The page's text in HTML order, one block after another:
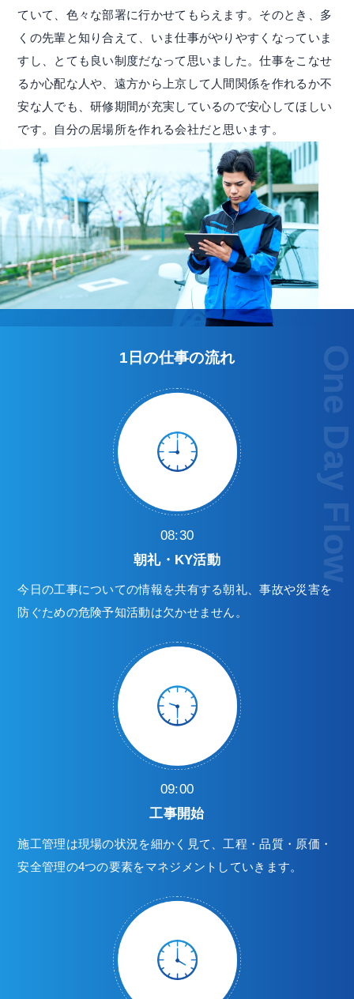
ていて、色々な部署に行かせてもらえます。そのとき、多
くの先輩と知り合えて、いま仕事がやりやすくなっていま
すし、とても良い制度だなって思いました。仕事をこなせ
るか心配な人や、遠方から上京して人間関係を作れるか不
安な人でも、研修期間が充実しているので安心してほしい
です。自分の居場所を作れる会社だと思います。
1日の仕事の流れ
08:30
朝礼・KY活動
今日の工事についての情報を共有する朝礼、事故や災害を
防ぐための危険予知活動は欠かせません。
09:00
工事開始
施工管理は現場の状況を細かく見て、工程・品質・原価・
安全管理の4つの要素をマネジメントしていきます。
One